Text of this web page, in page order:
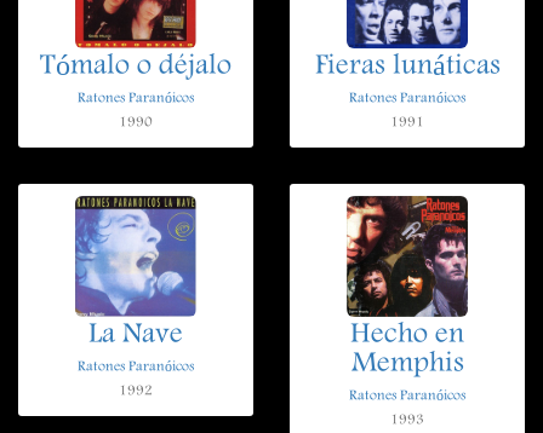
Tómalo o déjalo
Ratones Paranóicos
1990
Fieras lunáticas
Ratones Paranóicos
1991
La Nave
Ratones Paranóicos
1992
Hecho en
Memphis
Ratones Paranóicos
1993